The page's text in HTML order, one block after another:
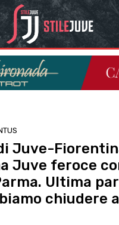
Juve-
Juve feroce
Ultima
chiudere